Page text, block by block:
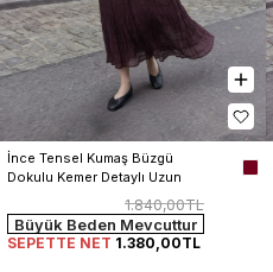
İnce Tensel Kumaş Büzgü
Dokulu Kemer Detaylı Uzun
1.840,00TL
Büyük Beden Mevcuttur
SEPETTE NET 1.380,00TL